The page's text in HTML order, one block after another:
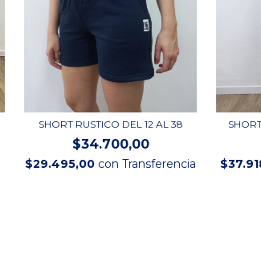
SHORT RUSTICO DEL 12 AL 38
$34.700,00
$29.495,00 con Transferencia